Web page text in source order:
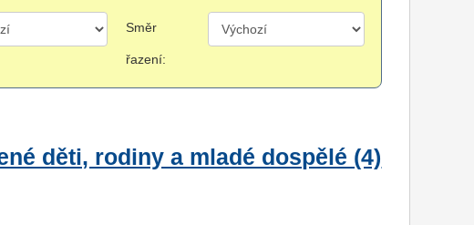
Směr
řazení:
děti, rodiny a mladé dospělé (4)